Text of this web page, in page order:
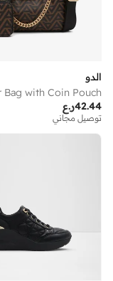
الدو
ر.ع42.44
توصيل مجاني